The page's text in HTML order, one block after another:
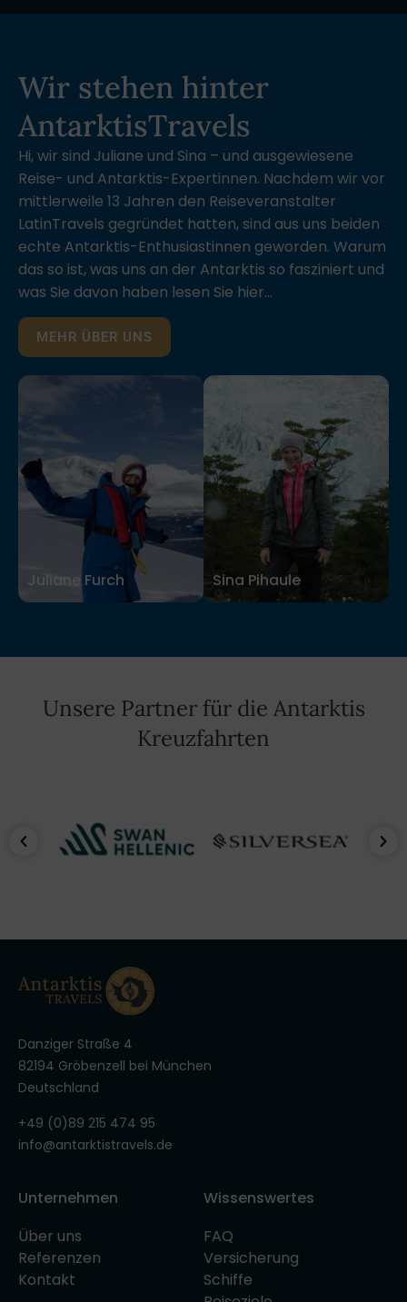
Wir stehen hinter
AntarktisTravels
Hi, wir sind Juliane und Sina – und ausgewiesene
Reise- und Antarktis-Expertinnen. Nachdem wir vor
mittlerweile 13 Jahren den Reiseveranstalter
LatinTravels gegründet hatten, sind aus uns beiden
echte Antarktis-Enthusiastinnen geworden. Warum
das so ist, was uns an der Antarktis so fasziniert und
was Sie davon haben lesen Sie hier…
MEHR ÜBER UNS
Juliane Furch
Juliane Furch Sina Pihaule
Sina Pihaule
Unsere Partner für die Antarktis
Kreuzfahrten
Danziger Straße 4
82194 Gröbenzell bei München
Deutschland
+49 (0)89 215 474 95
info@antarktistravels.de
Unternehmen
Über uns
Referenzen
Kontakt
Wissenswertes
FAQ
Versicherung
Schiffe